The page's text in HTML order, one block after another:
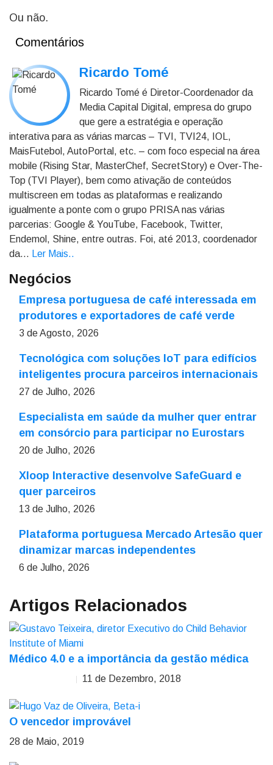
Ou não.
Comentários
Ricardo Tomé
Ricardo Tomé é Diretor-Coordenador da
Media Capital Digital, empresa do grupo
que gere a estratégia e operação
interativa para as várias marcas – TVI, TVI24, IOL,
MaisFutebol, AutoPortal, etc. – com foco especial na área
mobile (Rising Star, MasterChef, SecretStory) e Over-The-
Top (TVI Player), bem como ativação de conteúdos
multiscreen em todas as plataformas e realizando
igualmente a ponte com o grupo PRISA nas várias
parcerias: Google & YouTube, Facebook, Twitter,
Endemol, Shine, entre outras. Foi, até 2013, coordenador
da...
Ler Mais..
Negócios
Empresa portuguesa de café interessada em
produtores e exportadores de café verde
3 de Agosto, 2026
Tecnológica com soluções IoT para edifícios
inteligentes procura parceiros internacionais
27 de Julho, 2026
Especialista em saúde da mulher quer entrar
em consórcio para participar no Eurostars
20 de Julho, 2026
Xloop Interactive desenvolve SafeGuard e
quer parceiros
13 de Julho, 2026
Plataforma portuguesa Mercado Artesão quer
dinamizar marcas independentes
6 de Julho, 2026
Artigos Relacionados
Médico 4.0 e a importância da gestão médica
11 de Dezembro, 2018
O vencedor improvável
28 de Maio, 2019